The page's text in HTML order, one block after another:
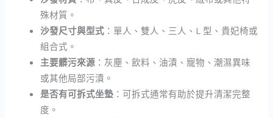
殊材質。
沙發尺寸與型式 ：單人、雙人、三人、L 型、貴妃椅或
組合式。
主要髒污來源 ：灰塵、飲料、油漬、寵物、潮濕異味
或其他局部污漬。
是否有可拆式坐墊 ：可拆式通常有助於提升清潔完整
度。